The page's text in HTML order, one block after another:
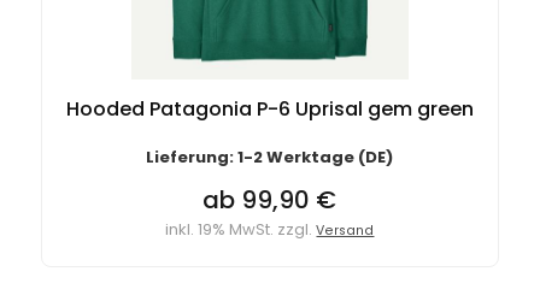
Hooded Patagonia P-6 Uprisal gem green
Lieferung: 1-2 Werktage (DE)
ab 99,90 €
inkl. 19% MwSt. zzgl.Versand